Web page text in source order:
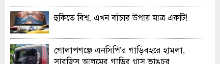
হুকিতে বিশ্ব, এখন বাঁচার উপায় মাত্র একটি!
গোলাপগঞ্জে এনসিপি’র গাড়িবহরে হামলা,
সারজিস আলমের গাড়ির গ্লাস ভাঙচুর